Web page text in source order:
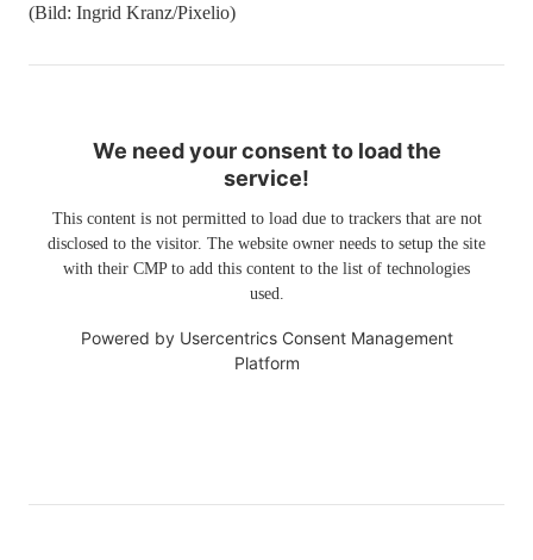
(Bild: Ingrid Kranz/Pixelio)
We need your consent to load the
service!
This content is not permitted to load due to trackers that are not
disclosed to the visitor. The website owner needs to setup the site
with their CMP to add this content to the list of technologies
used.
Powered by Usercentrics Consent Management
Platform